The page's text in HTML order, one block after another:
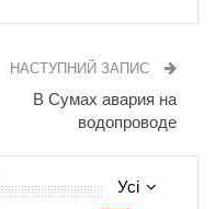
НАСТУПНИЙ ЗАПИС
В Сумах авария на
водопроводе
Усі